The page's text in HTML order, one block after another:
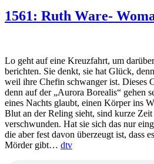
Janice
Hallett
von
1561: Ruth Ware-
Lo geht auf eine Kreuzfahrt, um
berichten. Sie denkt, sie hat Glück,
weil ihre Chefin schwanger ist. Dieses
denn auf der „Aurora Borealis“ gehen
eines Nachts glaubt, einen Körper ins
Blut an der Reling sieht, sind kurze Zeit
verschwunden. Hat sie sich das nur
die aber fest davon überzeugt ist, dass
Mörder gibt… dtv